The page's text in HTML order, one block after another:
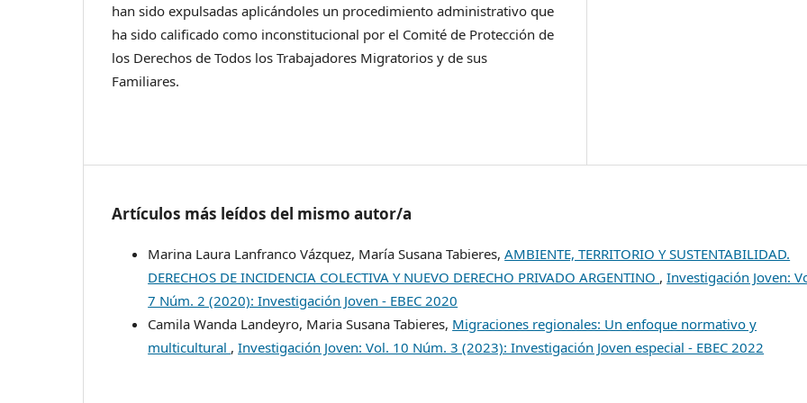
han sido expulsadas aplicándoles un procedimiento administrativo que
ha sido calificado como inconstitucional por el Comité de Protección de
los Derechos de Todos los Trabajadores Migratorios y de sus
Familiares.
Artículos más leídos del mismo autor/a
Marina Laura Lanfranco Vázquez, María Susana Tabieres,AMBIENTE, TERRITORIO Y SUSTENTABILIDAD.
DERECHOS DE INCIDENCIA COLECTIVA Y NUEVO DERECHO PRIVADO ARGENTINO ,Investigación Joven:
7 Núm. 2 (2020): Investigación Joven - EBEC 2020
Camila Wanda Landeyro, Maria Susana Tabieres, Migraciones regionales: Un enfoque normativo y
multicultural ,Investigación Joven: Vol. 10 Núm. 3 (2023): Investigación Joven especial - EBEC 2022